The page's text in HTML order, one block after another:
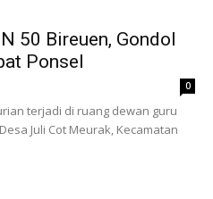
50 Bireuen, Gondol
Ponsel
0
terjadi di ruang dewan guru
Juli Cot Meurak, Kecamatan